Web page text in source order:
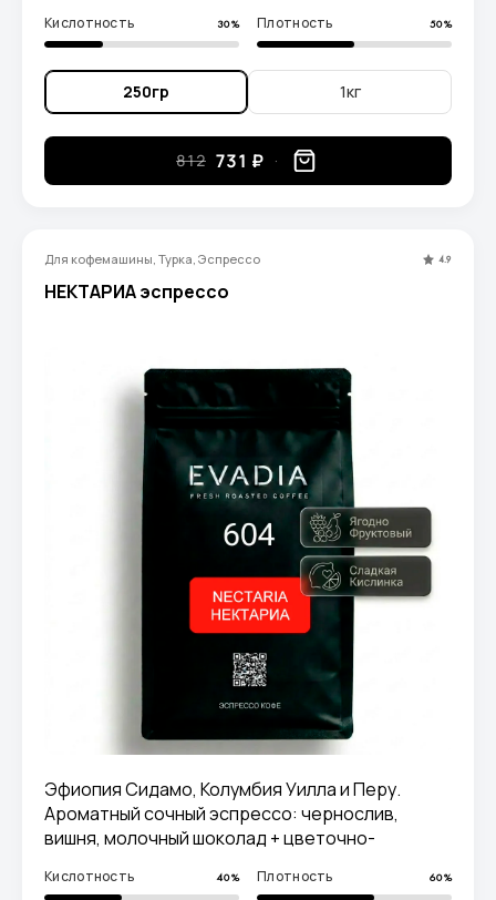
Кислотность 30% Плотность 50%
250гр 1кг
812 731 ₽
Для кофемашины, Турка, Эспрессо 4.9
НЕКТАРИА эспрессо
Эфиопия Сидамо, Колумбия Уилла и Перу.
Ароматный сочный эспрессо: чернослив,
вишня, молочный шоколад + цветочно-
сладкая.
Кислотность 40% Плотность 60%